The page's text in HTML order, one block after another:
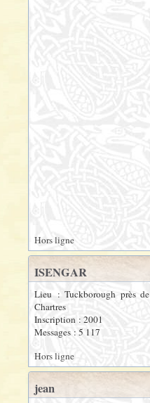
Hors ligne
ISENGAR
Lieu : Tuckborough près de
Chartres
Inscription : 2001
Messages : 5 117
Hors ligne
jean